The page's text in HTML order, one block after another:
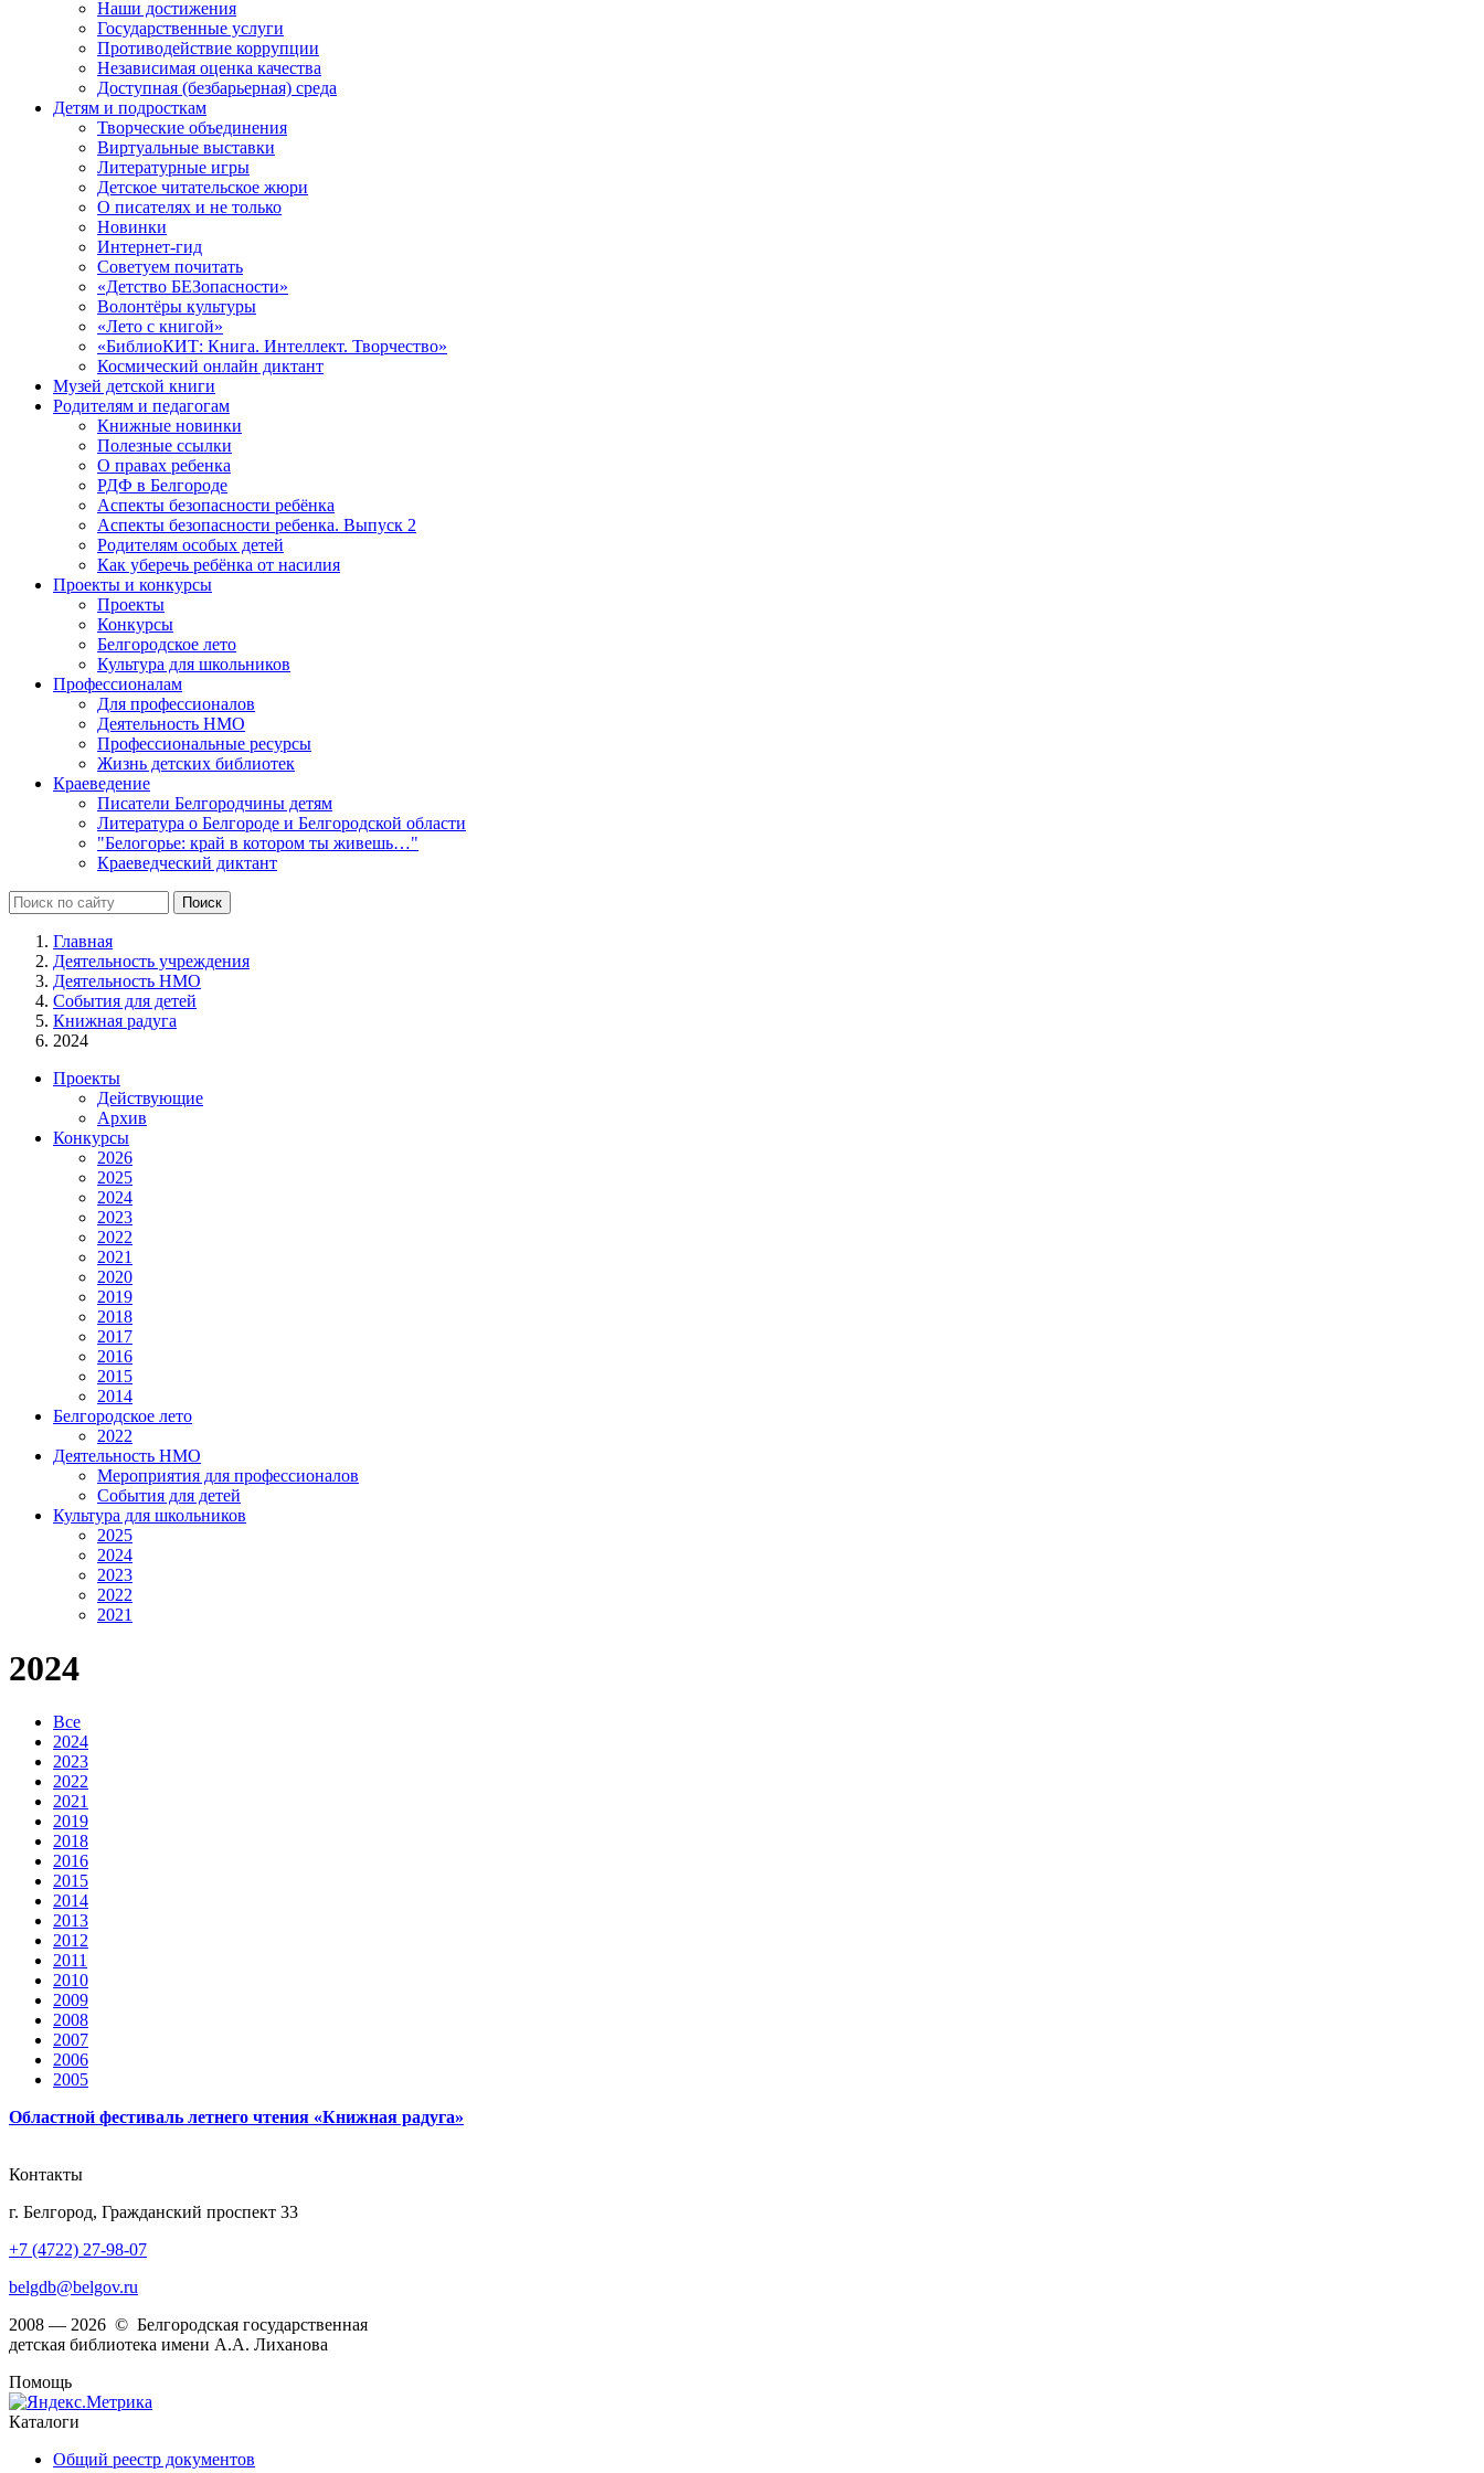
Наши достижения
Государственные услуги
Противодействие коррупции
Независимая оценка качества
Доступная (безбарьерная) среда
Детям и подросткам
Творческие объединения
Виртуальные выставки
Литературные игры
Детское читательское жюри
О писателях и не только
Новинки
Интернет-гид
Советуем почитать
«Детство БЕЗопасности»
Волонтёры культуры
«Лето с книгой»
«БиблиоКИТ: Книга. Интеллект. Творчество»
Космический онлайн диктант
Музей детской книги
Родителям и педагогам
Книжные новинки
Полезные ссылки
О правах ребенка
РДФ в Белгороде
Аспекты безопасности ребёнка
Аспекты безопасности ребенка. Выпуск 2
Родителям особых детей
Как уберечь ребёнка от насилия
Проекты и конкурсы
Проекты
Конкурсы
Белгородское лето
Культура для школьников
Профессионалам
Для профессионалов
Деятельность НМО
Профессиональные ресурсы
Жизнь детских библиотек
Краеведение
Писатели Белгородчины детям
Литература о Белгороде и Белгородской области
"Белогорье: край в котором ты живешь…"
Краеведческий диктант
Главная
Деятельность учреждения
Деятельность НМО
События для детей
Книжная радуга
2024
Проекты
Действующие
Архив
Конкурсы
2026
2025
2024
2023
2022
2021
2020
2019
2018
2017
2016
2015
2014
Белгородское лето
2022
Деятельность НМО
Мероприятия для профессионалов
События для детей
Культура для школьников
2025
2024
2023
2022
2021
2024
Все
2024
2023
2022
2021
2019
2018
2016
2015
2014
2013
2012
2011
2010
2009
2008
2007
2006
2005
Областной фестиваль летнего чтения «Книжная радуга»
Контакты
г. Белгород, Гражданский проспект 33
+7 (4722) 27-98-07
belgdb@belgov.ru
2008 — 2026 © Белгородская государственная
детская библиотека имени А.А. Лиханова
Помощь
Каталоги
Общий реестр документов